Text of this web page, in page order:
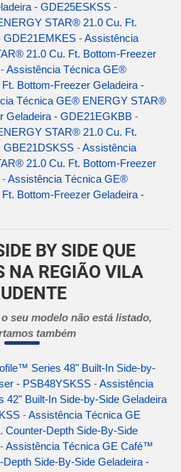
- GDE25ESKSS -
STAR® 21.0 Cu. Ft.
GDE21EMKES -Assistência
21.0 Cu. Ft. Bottom-Freezer
-Assistência Técnica GE®
Bottom-Freezer Geladeira -
Técnica GE® ENERGY STAR®
Geladeira - GDE21EGKBB -
STAR® 21.0 Cu. Ft.
GBE21DSKSS -Assistência
21.0 Cu. Ft. Bottom-Freezer
-Assistência Técnica GE®
Bottom-Freezer Geladeira -
BY SIDE QUE
NA REGIÃO VILA
seu modelo não está listado,
também
Series 48" Built-In Side-by-
- PSB48YSKSS -Assistência
Built-In Side-by-Side Geladeira
-Assistência Técnica GE
Depth Side-By-Side
-Assistência Técnica GE Café™
Side-By-Side Geladeira -